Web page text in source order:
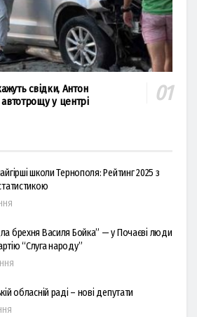
свідки, Антон
у центрі
школи Тернополя: Рейтинг 2025 з
брехня Василя Бойка” — у Почаєві люди
“Слуга народу”
обласній раді – нові депутати